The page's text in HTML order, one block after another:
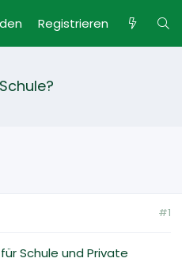
Registrieren
#1
Schule und Private